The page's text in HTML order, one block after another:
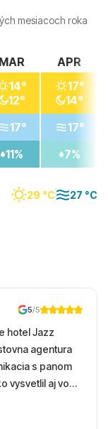
mesiacoch roka
29 °C 27 °C
MAR
14°
12°
17°
11%
APR
17°
14°
17°
7%
5/5
hotel Jazz
agentura
s panom
vysvetlil aj vo
Hotel
more,